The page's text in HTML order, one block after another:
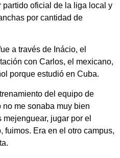
oficial de la liga local y
por cantidad de
a través de Inácio, el
con Carlos, el mexicano,
porque estudió en Cuba.
del equipo de
me sonaba muy bien
jugar por el
fuimos. Era en el otro campus,